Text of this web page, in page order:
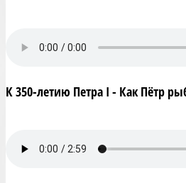
К 350-летию Петра I - Как Пётр